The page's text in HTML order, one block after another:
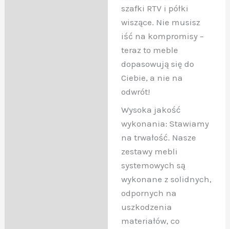
szafki RTV i półki
wiszące. Nie musisz
iść na kompromisy –
teraz to meble
dopasowują się do
Ciebie, a nie na
odwrót!
Wysoka jakość
wykonania: Stawiamy
na trwałość. Nasze
zestawy mebli
systemowych są
wykonane z solidnych,
odpornych na
uszkodzenia
materiałów, co